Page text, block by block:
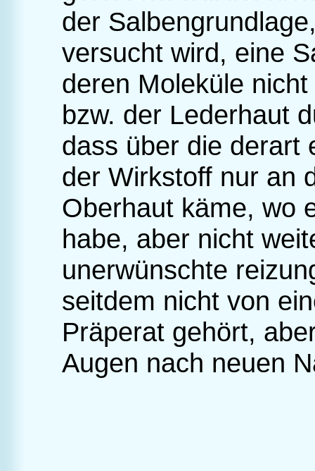
der
versucht wird, eine
deren Moleküle
bzw. der Lederhaut
dass über die derart
der Wirkstoff nur an
Oberhaut käme, wo
habe, aber nicht
unerwünschte
seitdem nicht von
Präperat gehört,
Augen nach neuen